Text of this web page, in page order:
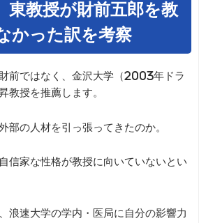
東教授が財前五郎を教
かった訳を考察
前ではなく、金沢大学（2003年ドラ
教授を推薦します。
部の人材を引っ張ってきたのか。
信家な性格が教授に向いていないとい
浪速大学の学内・医局に自分の影響力